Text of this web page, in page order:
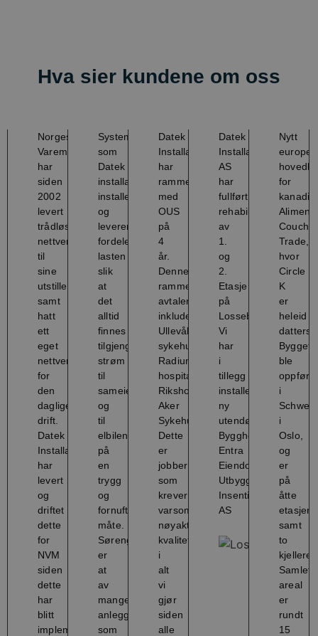
Hva sier kundene om oss
Norges
Varemesse
har
siden
2002
levert
trådløst
nettverk
til
sine
utstillere
samt
hatt
ett
eget
nettverk
for
den
daglige
drift.
Datek
Installasjon
har
levert
og
driftet
dette
for
NVM
siden
dette
har
blitt
implementert.
Systemet
som
Datek
installasjon
installerer
og
leverer,
fordeler
lasten
slik
at
det
alltid
finnes
tilgjengelig
strøm
til
sameiet
og
til
elbilene
på
en
trygg
og
fornuftig
måte.
Sørenga
er
at
av
mange
anlegg
som
Datek
Installasjon
har
rammeavtale
med
OUS
på
4
år.
Denne
ramme
avtalen
inkluderer
Ullevål
sykehus,
Radium
hospital,
Rikshospitalet,
Aker
Sykehus.
Dette
er
jobber
som
krever
varsomhet,
nøyaktighet,
kvalitet
i
alt
vi
gjør
siden
alle
Datek
Installasjon
AS
har
fullført
rehabilitering
av
1.
og
2.
Etasje
på
Lossebalkongen.
Vi
har
i
tillegg
installert
ny
utendørsbelysning.
Byggherre:
Entra
Eiendom
Utbygger:
Insenti
AS
Nytt
for
Couche-
Trade,
hvor
Circle
K
er
heleid
Bygget
ble
oppført
i
i
Oslo,
og
er
på
åtte
etasjer,
samt
to
Samlet
areal
er
rundt
15